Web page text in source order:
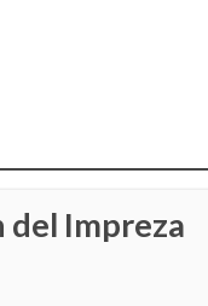
del Impreza